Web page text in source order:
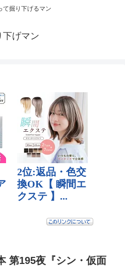
て掘り下げるマン
下げマン
第195夜『シン・仮面